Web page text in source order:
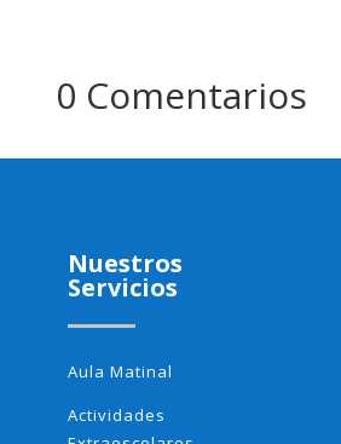
0 Comentarios
Nuestros
Servicios
Aula Matinal
Actividades